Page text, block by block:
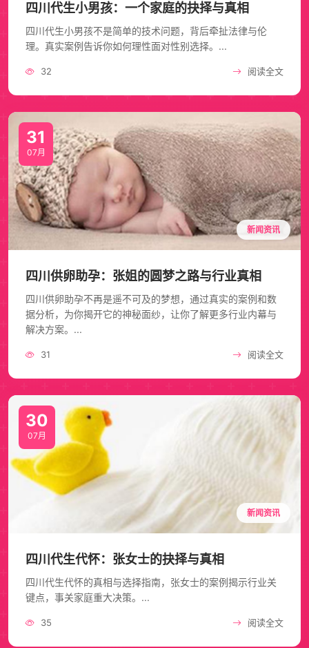
四川代生小男孩：一个家庭的抉择与真相
四川代生小男孩不是简单的技术问题，背后牵扯法律与伦
理。真实案例告诉你如何理性面对性别选择。...
32 阅读全文
31
07月
新闻资讯
四川供卵助孕：张姐的圆梦之路与行业真相
四川供卵助孕不再是遥不可及的梦想，通过真实的案例和数
据分析，为你揭开它的神秘面纱，让你了解更多行业内幕与
解决方案。...
31 阅读全文
30
07月
新闻资讯
四川代生代怀：张女士的抉择与真相
四川代生代怀的真相与选择指南，张女士的案例揭示行业关
键点，事关家庭重大决策。...
35 阅读全文